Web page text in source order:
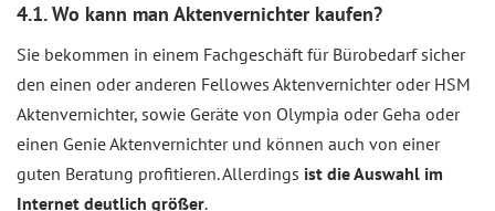
4.1. Wo kann man Aktenvernichter kaufen?
Sie bekommen in einem Fachgeschäft für Bürobedarf sicher
den einen oder anderen Fellowes Aktenvernichter oder HSM
Aktenvernichter, sowie Geräte von Olympia oder Geha oder
einen Genie Aktenvernichter und können auch von einer
guten Beratung profitieren. Allerdings ist die Auswahl im
Internet deutlich größer.